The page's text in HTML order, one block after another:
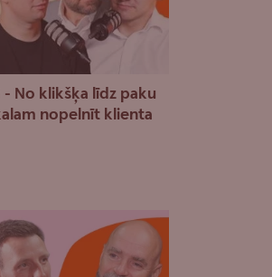
- No klikšķa līdz paku
nopelnīt klienta